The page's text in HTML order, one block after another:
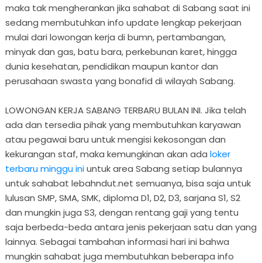
maka tak mengherankan jika sahabat di Sabang saat ini
sedang membutuhkan info update lengkap pekerjaan
mulai dari lowongan kerja di bumn, pertambangan,
minyak dan gas, batu bara, perkebunan karet, hingga
dunia kesehatan, pendidikan maupun kantor dan
perusahaan swasta yang bonafid di wilayah Sabang.
LOWONGAN KERJA SABANG TERBARU BULAN INI. Jika telah
ada dan tersedia pihak yang membutuhkan karyawan
atau pegawai baru untuk mengisi kekosongan dan
kekurangan staf, maka kemungkinan akan ada loker
terbaru minggu iniuntuk area Sabang setiap bulannya
untuk sahabat lebahndut.net semuanya, bisa saja untuk
lulusan SMP, SMA, SMK, diploma D1, D2, D3, sarjana S1, S2
dan mungkin juga S3, dengan rentang gaji yang tentu
saja berbeda-beda antara jenis pekerjaan satu dan yang
lainnya. Sebagai tambahan informasi hari ini bahwa
mungkin sahabat juga membutuhkan beberapa info